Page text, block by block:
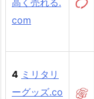
高く売れる.
com
4 ミリタリ
ーグッズ.co